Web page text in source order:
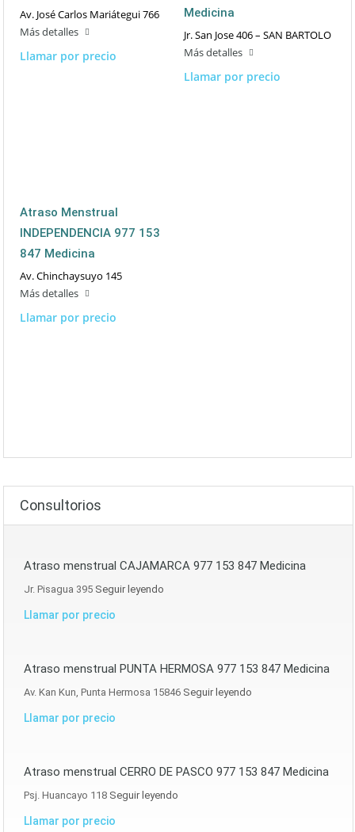
Av. José Carlos Mariátegui 766
Más detalles
Llamar por precio
Medicina
Jr. San Jose 406 – SAN BARTOLO
Más detalles
Llamar por precio
Atraso Menstrual
INDEPENDENCIA 977 153
847 Medicina
Av. Chinchaysuyo 145
Más detalles
Llamar por precio
Consultorios
Atraso menstrual CAJAMARCA 977 153 847 Medicina
Jr. Pisagua 395 Seguir leyendo
Llamar por precio
Atraso menstrual PUNTA HERMOSA 977 153 847 Medicina
Av. Kan Kun, Punta Hermosa 15846 Seguir leyendo
Llamar por precio
Atraso menstrual CERRO DE PASCO 977 153 847 Medicina
Psj. Huancayo 118 Seguir leyendo
Llamar por precio